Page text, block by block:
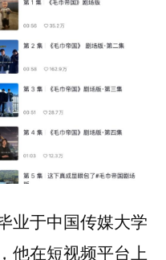
业于中国传媒大学
他在短视频平台上